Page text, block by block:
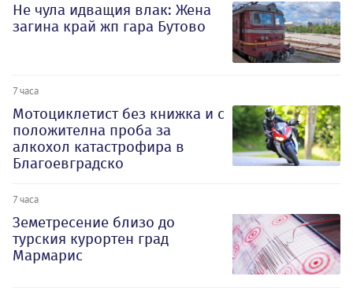
Не чула идващия влак: Жена
загина край жп гара Бутово
7 часа
Мотоциклетист без книжка и с
положителна проба за
алкохол катастрофира в
Благоевградско
7 часа
Земетресение близо до
турския курортен град
Мармарис